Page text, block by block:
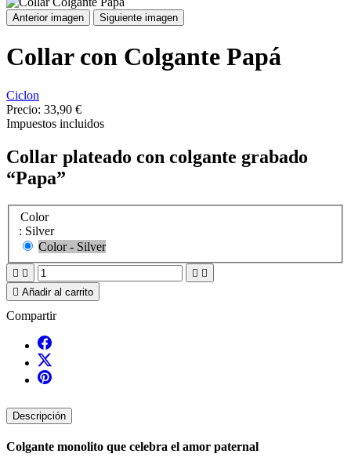
Anterior imagen Siguiente imagen
Collar con Colgante Papá
Ciclon
Precio: 33,90 €
Impuestos incluidos
Collar plateado con colgante grabado
“Papa”
Color
: Silver
Color - Silver
   
 Añadir al carrito
Compartir
Descripción
Colgante monolito que celebra el amor paternal